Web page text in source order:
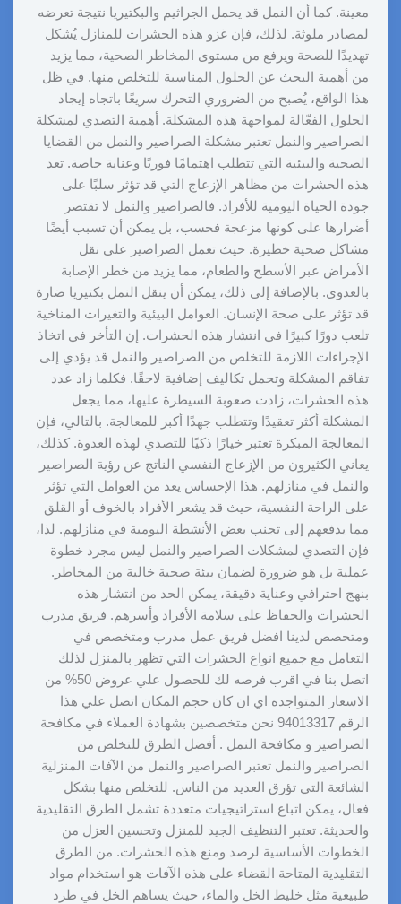
معينة. كما أن النمل قد يحمل الجراثيم والبكتيريا نتيجة تعرضه
لمصادر ملوثة. لذلك، فإن غزو هذه الحشرات للمنازل يُشكل
تهديدًا للصحة ويرفع من مستوى المخاطر الصحية، مما يزيد
من أهمية البحث عن الحلول المناسبة للتخلص منها. في ظل
هذا الواقع، يُصبح من الضروري التحرك سريعًا باتجاه إيجاد
الحلول الفعّالة لمواجهة هذه المشكلة. أهمية التصدي لمشكلة
الصراصير والنمل تعتبر مشكلة الصراصير والنمل من القضايا
الصحية والبيئية التي تتطلب اهتمامًا فوريًا وعناية خاصة. تعد
هذه الحشرات من مظاهر الإزعاج التي قد تؤثر سلبًا على
جودة الحياة اليومية للأفراد. فالصراصير والنمل لا تقتصر
أضرارها على كونها مزعجة فحسب، بل يمكن أن تسبب أيضًا
مشاكل صحية خطيرة. حيث تعمل الصراصير على نقل
الأمراض عبر الأسطح والطعام، مما يزيد من خطر الإصابة
بالعدوى. بالإضافة إلى ذلك، يمكن أن ينقل النمل بكتيريا ضارة
قد تؤثر على صحة الإنسان. العوامل البيئية والتغيرات المناخية
تلعب دورًا كبيرًا في انتشار هذه الحشرات. إن التأخر في اتخاذ
الإجراءات اللازمة للتخلص من الصراصير والنمل قد يؤدي إلى
تفاقم المشكلة وتحمل تكاليف إضافية لاحقًا. فكلما زاد عدد
هذه الحشرات، زادت صعوبة السيطرة عليها، مما يجعل
المشكلة أكثر تعقيدًا وتتطلب جهدًا أكبر للمعالجة. بالتالي، فإن
المعالجة المبكرة تعتبر خيارًا ذكيًا للتصدي لهذه العدوة. كذلك،
يعاني الكثيرون من الإزعاج النفسي الناتج عن رؤية الصراصير
والنمل في منازلهم. هذا الإحساس يعد من العوامل التي تؤثر
على الراحة النفسية، حيث قد يشعر الأفراد بالخوف أو القلق
مما يدفعهم إلى تجنب بعض الأنشطة اليومية في منازلهم. لذا،
فإن التصدي لمشكلات الصراصير والنمل ليس مجرد خطوة
عملية بل هو ضرورة لضمان بيئة صحية خالية من المخاطر.
بنهج احترافي وعناية دقيقة، يمكن الحد من انتشار هذه
الحشرات والحفاظ على سلامة الأفراد وأسرهم. فريق مدرب
ومتحصص لدينا افضل فريق عمل مدرب ومتخصص في
التعامل مع جميع انواع الحشرات التي تظهر بالمنزل لذلك
اتصل بنا في اقرب فرصه لك للحصول علي عروض 50% من
الاسعار المتواجده اي ان كان حجم المكان اتصل علي هذا
الرقم 94013317 نحن متخصصين بشهادة العملاء في مكافحة
الصراصير و مكافحة النمل . أفضل الطرق للتخلص من
الصراصير والنمل تعتبر الصراصير والنمل من الآفات المنزلية
الشائعة التي تؤرق العديد من الناس. للتخلص منها بشكل
فعال، يمكن اتباع استراتيجيات متعددة تشمل الطرق التقليدية
والحديثة. تعتبر التنظيف الجيد للمنزل وتحسين العزل من
الخطوات الأساسية لرصد ومنع هذه الحشرات. من الطرق
التقليدية المتاحة القضاء على هذه الآفات هو استخدام مواد
طبيعية مثل خليط الخل والماء، حيث يساهم الخل في طرد